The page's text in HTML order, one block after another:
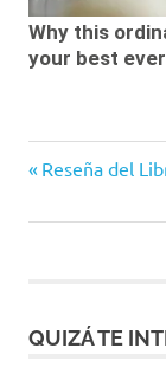
de
Entrada
Reseña del
QUIZÁ TE